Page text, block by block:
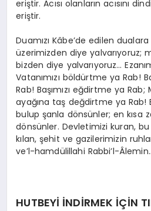
eriştir. Acısı olanların acısını
eriştir.
Duamızı Kâbe’de edilen
üzerimizden diye yalvarıyoruz;
bizden diye yalvarıyoruz…
Vatanımızı böldürtme ya Rab!
Rab! Başımızı eğdirtme ya
ayağına taş değdirtme ya Rab!
bulup şanla dönsünler; en kısa
dönsünler. Devletimizi kuran,
kılan, şehit ve gazilerimizin
ve’l-hamdülillahi Rabbi’l-
HUTBEYİ İNDİRMEK İÇİN